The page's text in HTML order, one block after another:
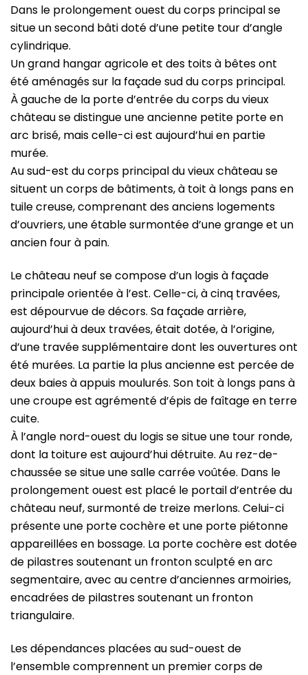
Dans le prolongement ouest du corps principal se
situe un second bâti doté d’une petite tour d’angle
cylindrique.
Un grand hangar agricole et des toits à bêtes ont
été aménagés sur la façade sud du corps principal.
À gauche de la porte d’entrée du corps du vieux
château se distingue une ancienne petite porte en
arc brisé, mais celle-ci est aujourd’hui en partie
murée.
Au sud-est du corps principal du vieux château se
situent un corps de bâtiments, à toit à longs pans en
tuile creuse, comprenant des anciens logements
d’ouvriers, une étable surmontée d’une grange et un
ancien four à pain.
Le château neuf se compose d’un logis à façade
principale orientée à l’est. Celle-ci, à cinq travées,
est dépourvue de décors. Sa façade arrière,
aujourd’hui à deux travées, était dotée, à l’origine,
d’une travée supplémentaire dont les ouvertures ont
été murées. La partie la plus ancienne est percée de
deux baies à appuis moulurés. Son toit à longs pans à
une croupe est agrémenté d’épis de faîtage en terre
cuite.
À l’angle nord-ouest du logis se situe une tour ronde,
dont la toiture est aujourd’hui détruite. Au rez-de-
chaussée se situe une salle carrée voûtée. Dans le
prolongement ouest est placé le portail d’entrée du
château neuf, surmonté de treize merlons. Celui-ci
présente une porte cochère et une porte piétonne
appareillées en bossage. La porte cochère est dotée
de pilastres soutenant un fronton sculpté en arc
segmentaire, avec au centre d’anciennes armoiries,
encadrées de pilastres soutenant un fronton
triangulaire.
Les dépendances placées au sud-ouest de
l’ensemble comprennent un premier corps de